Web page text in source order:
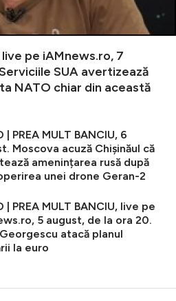
live pe iAMnews.ro, 7
SUA avertizează
NATO chiar din această
| PREA MULT BANCIU, 6
Moscova acuză Chișinăul că
amenințarea rusă după
unei drone Geran-2
| PREA MULT BANCIU, live pe
5 august, de la ora 20.
atacă planul
la euro